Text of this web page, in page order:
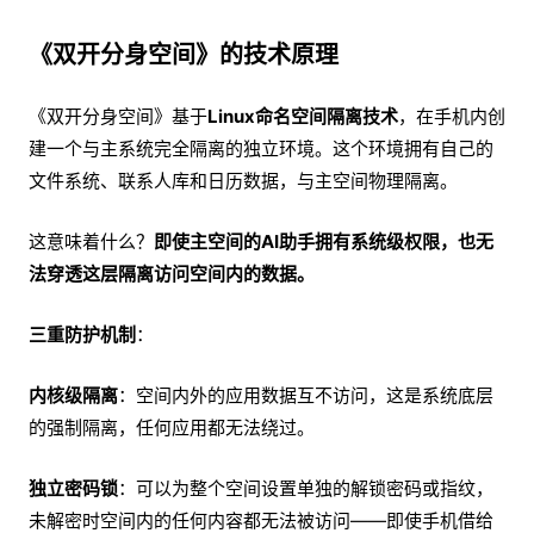
《双开分身空间》的技术原理
《双开分身空间》基于Linux命名空间隔离技术，在手机内创
建一个与主系统完全隔离的独立环境。这个环境拥有自己的
文件系统、联系人库和日历数据，与主空间物理隔离。
这意味着什么？ 即使主空间的AI助手拥有系统级权限，也无
法穿透这层隔离访问空间内的数据。
三重防护机制 ：
内核级隔离：空间内外的应用数据互不访问，这是系统底层
的强制隔离，任何应用都无法绕过。
独立密码锁：可以为整个空间设置单独的解锁密码或指纹，
未解密时空间内的任何内容都无法被访问——即使手机借给